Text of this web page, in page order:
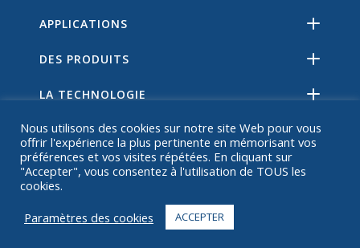
APPLICATIONS
DES PRODUITS
LA TECHNOLOGIE
RESSOURCES
SUR
Nous utilisons des cookies sur notre site Web pour vous
offrir l'expérience la plus pertinente en mémorisant vos
préférences et vos visites répétées. En cliquant sur
"Accepter", vous consentez à l'utilisation de TOUS les
cookies.
Paramètres des cookies
ACCEPTER